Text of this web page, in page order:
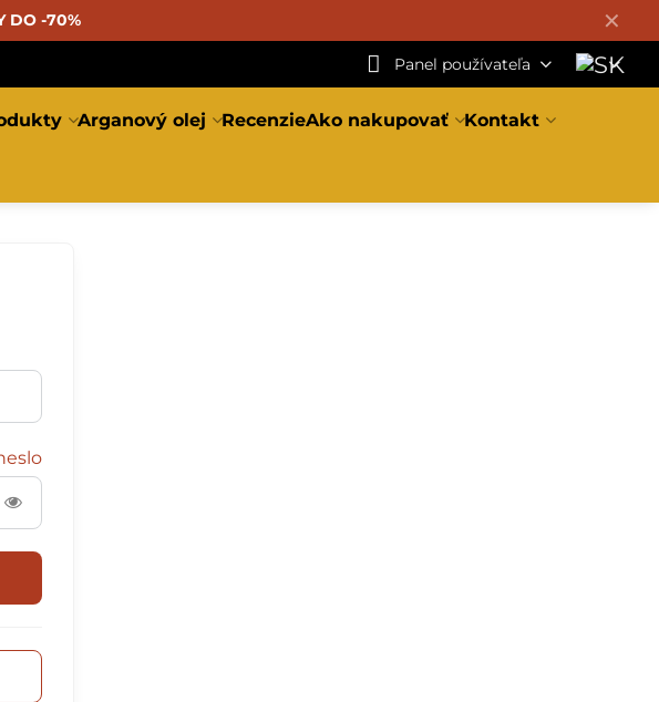
✕
DO -70%
Panel používateľa
Arganový olej RecenzieAko nakupovať Kontakt